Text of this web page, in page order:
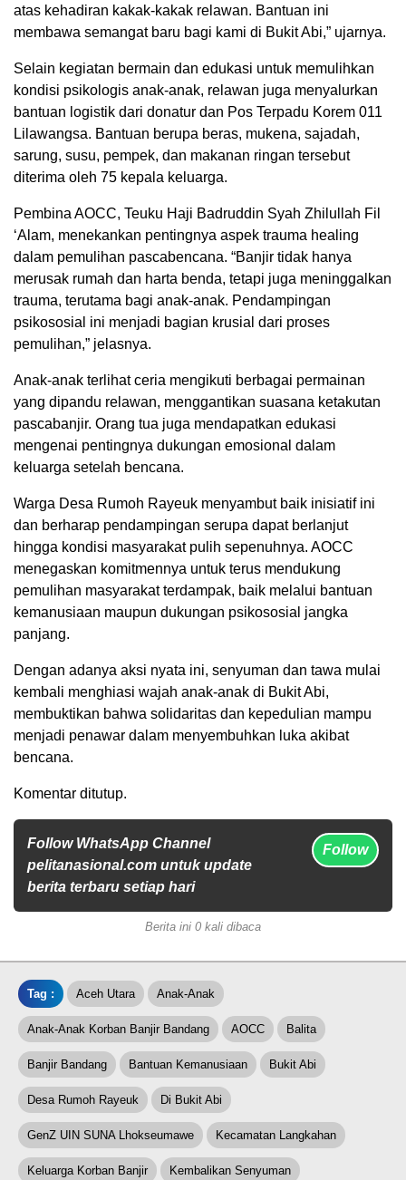
atas kehadiran kakak-kakak relawan. Bantuan ini
membawa semangat baru bagi kami di Bukit Abi,” ujarnya.
Selain kegiatan bermain dan edukasi untuk memulihkan
kondisi psikologis anak-anak, relawan juga menyalurkan
bantuan logistik dari donatur dan Pos Terpadu Korem 011
Lilawangsa. Bantuan berupa beras, mukena, sajadah,
sarung, susu, pempek, dan makanan ringan tersebut
diterima oleh 75 kepala keluarga.
Pembina AOCC, Teuku Haji Badruddin Syah Zhilullah Fil
‘Alam, menekankan pentingnya aspek trauma healing
dalam pemulihan pascabencana. “Banjir tidak hanya
merusak rumah dan harta benda, tetapi juga meninggalkan
trauma, terutama bagi anak-anak. Pendampingan
psikososial ini menjadi bagian krusial dari proses
pemulihan,” jelasnya.
Anak-anak terlihat ceria mengikuti berbagai permainan
yang dipandu relawan, menggantikan suasana ketakutan
pascabanjir. Orang tua juga mendapatkan edukasi
mengenai pentingnya dukungan emosional dalam
keluarga setelah bencana.
Warga Desa Rumoh Rayeuk menyambut baik inisiatif ini
dan berharap pendampingan serupa dapat berlanjut
hingga kondisi masyarakat pulih sepenuhnya. AOCC
menegaskan komitmennya untuk terus mendukung
pemulihan masyarakat terdampak, baik melalui bantuan
kemanusiaan maupun dukungan psikososial jangka
panjang.
Dengan adanya aksi nyata ini, senyuman dan tawa mulai
kembali menghiasi wajah anak-anak di Bukit Abi,
membuktikan bahwa solidaritas dan kepedulian mampu
menjadi penawar dalam menyembuhkan luka akibat
bencana.
Komentar ditutup.
Follow WhatsApp Channel
pelitanasional.com untuk update
berita terbaru setiap hari
Follow
Berita ini 0 kali dibaca
Tag : Aceh Utara Anak-Anak
Anak-Anak Korban Banjir Bandang AOCC Balita
Banjir Bandang Bantuan Kemanusiaan Bukit Abi
Desa Rumoh Rayeuk Di Bukit Abi
GenZ UIN SUNA Lhokseumawe Kecamatan Langkahan
Keluarga Korban Banjir Kembalikan Senyuman